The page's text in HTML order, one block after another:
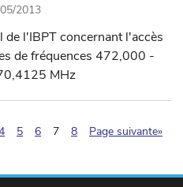
2013
l'IBPT concernant l'accès
de fréquences 472,000 -
MHz
5 6 7(pagination.current)
8 Page suivante»